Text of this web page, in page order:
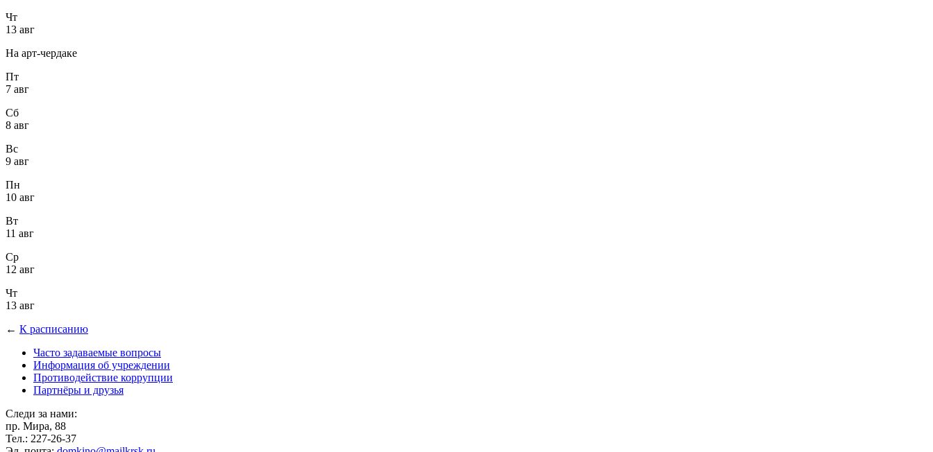
Чт
13 авг
На арт-чердаке
Пт
7 авг
Сб
8 авг
Вс
9 авг
Пн
10 авг
Вт
11 авг
Ср
12 авг
Чт
13 авг
← К расписанию
Часто задаваемые вопросы
Информация об учреждении
Противодействие коррупции
Партнёры и друзья
Следи за нами:
пр. Мира, 88
Тел.: 227-26-37